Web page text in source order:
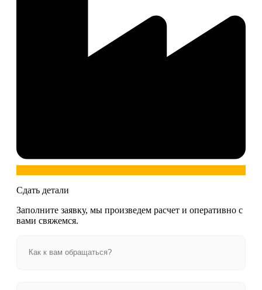
Сдать детали
Заполните заявку, мы произведем расчет и оперативно с
вами свяжемся.